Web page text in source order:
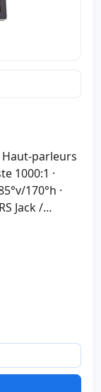
Haut-parleurs
1000:1 ·
170°h ·
Jack /
inclus